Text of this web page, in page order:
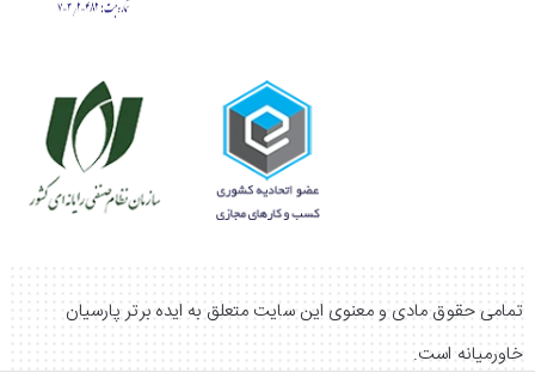
و خرید آن از امکانات سایت ایده
برتر پارسیان با نماد اعتماد الکترونیکی 5 ستاره استفاده کنید.
با خرید این کالا از سایت ما از امکاناتی مانند تضمین اصالت
بعدی و پشتیبانی 24 ساعته کارشناسان بهره مند خواهید
شد. در صورت نیاز به راهنمایی بیشتر می توانید با شماره
تمامی حقوق مادی و معنوی این سایت متعلق به ایده برتر پارسیان
خاورمیانه است.